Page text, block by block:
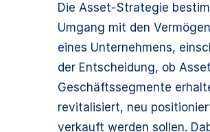
Die Asset-Strategie
Umgang mit den
eines Unternehmens,
der Entscheidung, ob
Geschäftssegmente
revitalisiert, neu
verkauft werden sollen.